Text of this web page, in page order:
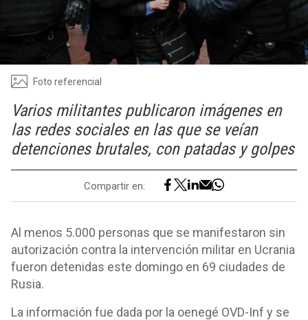
Foto referencial
Varios militantes publicaron imágenes en
las redes sociales en las que se veían
detenciones brutales, con patadas y golpes
Compartir en:
Al menos 5.000 personas que se manifestaron sin
autorización contra la intervención militar en Ucrania
fueron detenidas este domingo en 69 ciudades de
Rusia.
La información fue dada por la oenegé OVD-Inf y se